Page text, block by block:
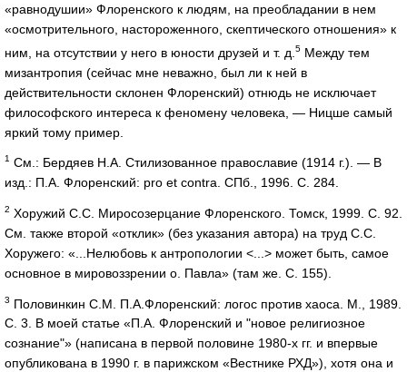
«равнодушии» Флоренского к людям, на преобладании в нем
«осмотрительного, настороженного, скептического отношения» к
ним, на отсутствии у него в юности друзей и т. д. 5 Между тем
мизантропия (сейчас мне неважно, был ли к ней в
действительности склонен Флоренский) отнюдь не исключает
философского интереса к феномену человека, — Ницше самый
яркий тому пример.
1 См.: Бердяев Н.А. Стилизованное православие (1914 г.). — В
изд.: П.А. Флоренский: pro et contra. СПб., 1996. С. 284.
2 Хоружий С.С. Миросозерцание Флоренского. Томск, 1999. С. 92.
См. также второй «отклик» (без указания автора) на труд С.С.
Хоружего: «...Нелюбовь к антропологии <...> может быть, самое
основное в мировоззрении о. Павла» (там же. С. 155).
3 Половинкин С.М. П.А.Флоренский: логос против хаоса. М., 1989.
С. 3. В моей статье «П.А. Флоренский и "новое религиозное
сознание"» (написана в первой половине 1980-х гг. и впервые
опубликована в 1990 г. в парижском «Вестнике РХД»), хотя она и